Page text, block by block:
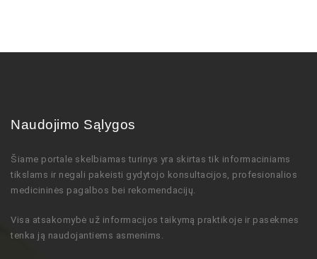
Naudojimo Sąlygos
Šiame portale skelbiamas turinys yra skirtas tik informaciniams
tikslams ir negali pakeisti gydytojo konsultacijos, profesionalios
medicininės pagalbos bei rekomendacijų.
Visa atsakomybė už informacijos taikymą praktikoje ir pasekmes
tenka ją naudojantiems asmenims.